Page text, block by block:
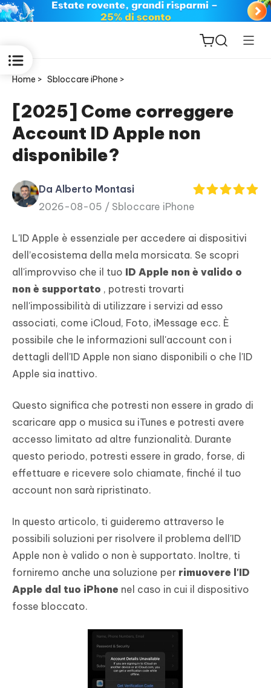
ReiBoot
for iOS
PDNob
PDF
New
iAnyGo
Home > Sbloccare iPhone >
[2025] Come correggere
Account ID Apple non
disponibile?
Da Alberto Montasi
2026-08-05 / Sbloccare iPhone
L'ID Apple è essenziale per accedere ai dispositivi
dell’ecosistema della mela morsicata. Se scopri
all'improvviso che il tuo ID Apple non è valido o
non è supportato , potresti trovarti
nell'impossibilità di utilizzare i servizi ad esso
associati, come iCloud, Foto, iMessage ecc. È
possibile che le informazioni sull'account con i
dettagli dell'ID Apple non siano disponibili o che l'ID
Apple sia inattivo.
Questo significa che potresti non essere in grado di
scaricare app o musica su iTunes e potresti avere
accesso limitato ad altre funzionalità. Durante
questo periodo, potresti essere in grado, forse, di
effettuare e ricevere solo chiamate, finché il tuo
account non sarà ripristinato.
In questo articolo, ti guideremo attraverso le
possibili soluzioni per risolvere il problema dell'ID
Apple non è valido o non è supportato. Inoltre, ti
forniremo anche una soluzione per rimuovere l'ID
Apple dal tuo iPhone nel caso in cui il dispositivo
fosse bloccato.